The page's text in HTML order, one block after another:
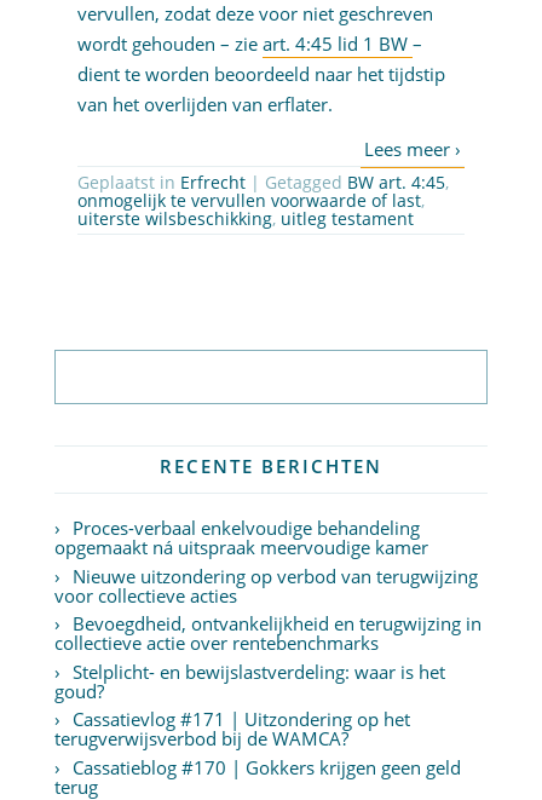
vervullen, zodat deze voor niet geschreven
wordt gehouden – zie art. 4:45 lid 1 BW –
dient te worden beoordeeld naar het tijdstip
van het overlijden van erflater.
Geplaatst in Erfrecht | Getagged BW art. 4:45,
onmogelijk te vervullen voorwaarde of last,
uiterste wilsbeschikking, uitleg testament
RECENTE BERICHTEN
Proces-verbaal enkelvoudige behandeling
opgemaakt ná uitspraak meervoudige kamer
Nieuwe uitzondering op verbod van terugwijzing
voor collectieve acties
Bevoegdheid, ontvankelijkheid en terugwijzing in
collectieve actie over rentebenchmarks
Stelplicht- en bewijslastverdeling: waar is het
goud?
Cassatievlog #171 | Uitzondering op het
terugverwijsverbod bij de WAMCA?
Cassatieblog #170 | Gokkers krijgen geen geld
terug